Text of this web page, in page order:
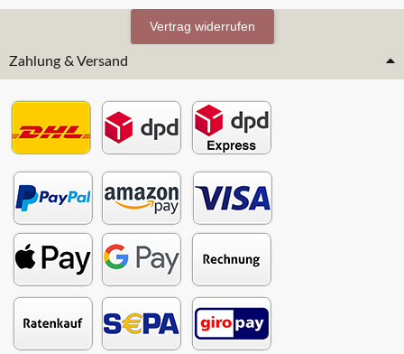
Vertrag widerrufen
Zahlung & Versand